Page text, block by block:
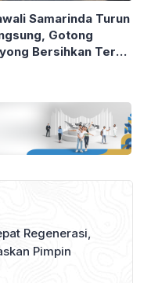
Samarinda Turun
Gotong
Bersihkan Teras
Regenerasi,
Pimpin